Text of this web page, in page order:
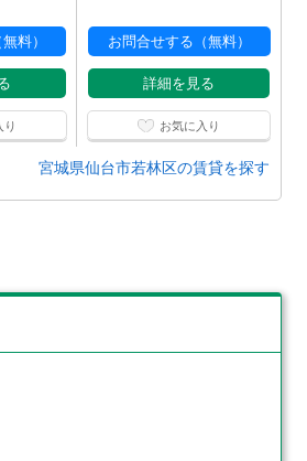
料）
り
お問合せする（無料）
詳細を見る
お気に入り
宮城県仙台市若林区の賃貸を探す